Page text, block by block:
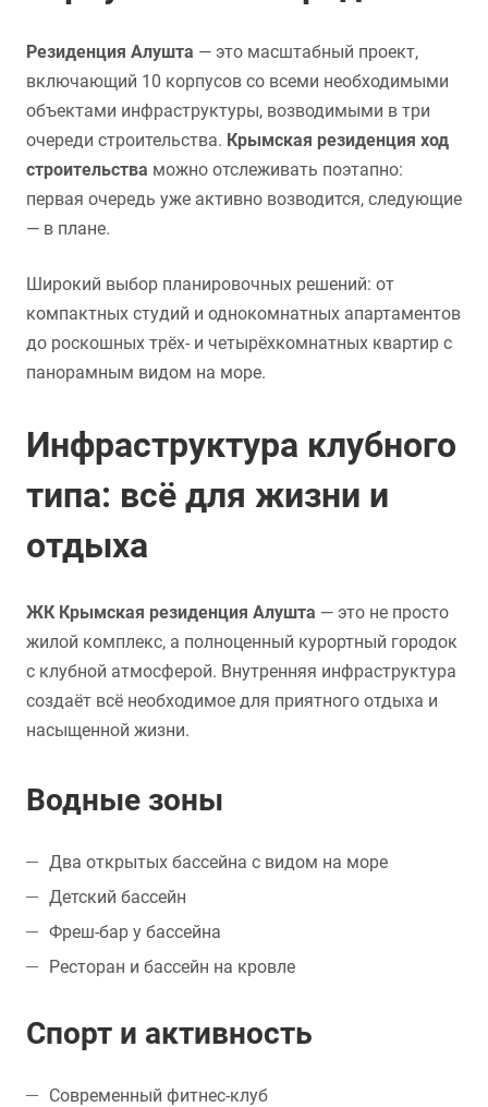
Резиденция Алушта — это масштабный проект,
включающий 10 корпусов со всеми необходимыми
объектами инфраструктуры, возводимыми в три
очереди строительства. Крымская резиденция ход
строительства можно отслеживать поэтапно:
первая очередь уже активно возводится, следующие
— в плане.
Широкий выбор планировочных решений: от
компактных студий и однокомнатных апартаментов
до роскошных трёх- и четырёхкомнатных квартир с
панорамным видом на море.
Инфраструктура клубного
типа: всё для жизни и
отдыха
ЖК Крымская резиденция Алушта — это не просто
жилой комплекс, а полноценный курортный городок
с клубной атмосферой. Внутренняя инфраструктура
создаёт всё необходимое для приятного отдыха и
насыщенной жизни.
Водные зоны
Два открытых бассейна с видом на море
Детский бассейн
Фреш-бар у бассейна
Ресторан и бассейн на кровле
Спорт и активность
Современный фитнес-клуб